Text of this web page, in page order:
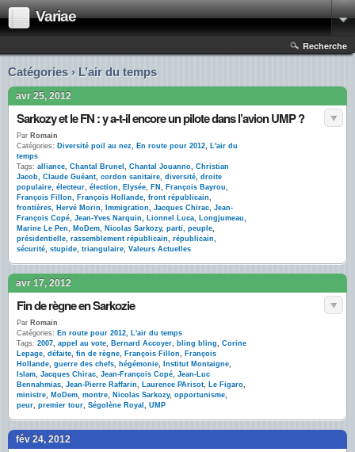
Variae
Recherche
Catégories › L’air du temps
avr 25, 2012
Sarkozy et le FN : y a-t-il encore un pilote dans l’avion UMP ?
Par Romain
Catégories: Diversité poil au nez, En route pour 2012, L'air du
temps
Tags: alliance, Chantal Brunel , Chantal Jouanno, Christian
Jacob, Claude Guéant, cordon sanitaire, diversité, droite
populaire, électeur, élection, Elysée, FN , François Bayrou,
François Fillon, François Hollande, front républicain,
frontières, Hervé Morin, Immigration, Jacques Chirac, Jean-
François Copé, Jean-Yves Narquin, Lionnel Luca, Longjumeau,
Marine Le Pen, MoDem, Nicolas Sarkozy, parti, peuple,
présidentielle, rassemblement républicain, républicain,
sécurité, stupide, triangulaire, Valeurs Actuelles
avr 17, 2012
Fin de règne en Sarkozie
Par Romain
Catégories: En route pour 2012, L'air du temps
Tags: 2007, appel au vote, Bernard Accoyer, bling bling, Corine
Lepage, défaite, fin de règne, François Fillon, François
Hollande, guerre des chefs, hégémonie, Institut Montaigne,
Islam, Jacques Chirac, Jean-François Copé, Jean-Luc
Bennahmias, Jean-Pierre Raffarin, Laurence PArisot, Le Figaro,
ministre, MoDem, montre, Nicolas Sarkozy, opportunisme,
peur, premier tour, Ségolène Royal , UMP
fév 24, 2012